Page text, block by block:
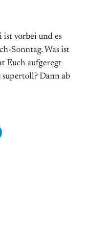
ist vorbei und es
Sonntag. Was ist
Euch aufgeregt
Dann ab